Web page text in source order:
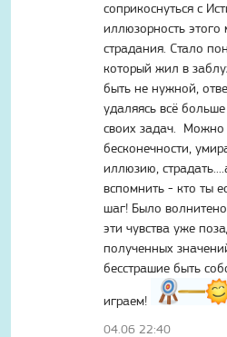
соприкоснуться с
иллюзорность этого
страдания. Стало
который жил в
быть не нужной,
удаляясь всё
своих задач. Можно
бесконечности,
иллюзию,
вспомнить - кто ты
шаг! Было
эти чувства уже
полученных
бесстрашие быть
играем!
04.06 22:40